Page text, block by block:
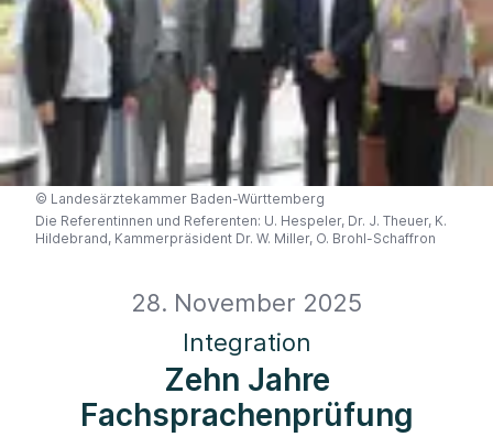
28. November 2025
Integration
Zehn Jahre
Fachsprachenprüfung
© Landesärztekammer Baden-Württemberg
Die Referentinnen und Referenten: U. Hespeler, Dr. J. Theuer, K.
Hildebrand, Kammerpräsident Dr. W. Miller, O. Brohl-Schaffron